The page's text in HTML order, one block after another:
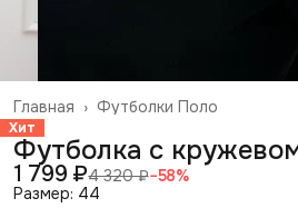
Футболки Поло
Главная ›
Хит
Футболка с
1 799 ₽4 320 ₽−58%
Размер: 44